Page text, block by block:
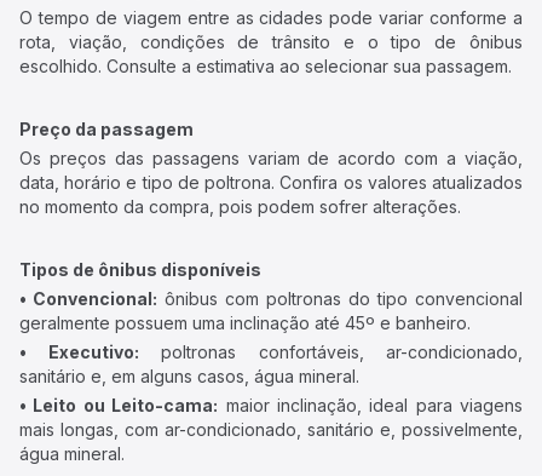
O tempo de viagem entre as cidades pode variar conforme a
rota, viação, condições de trânsito e o tipo de ônibus
escolhido. Consulte a estimativa ao selecionar sua passagem.
Preço da passagem
Os preços das passagens variam de acordo com a viação,
data, horário e tipo de poltrona. Confira os valores atualizados
no momento da compra, pois podem sofrer alterações.
Tipos de ônibus disponíveis
• Convencional: ônibus com poltronas do tipo convencional
geralmente possuem uma inclinação até 45º e banheiro.
• Executivo: poltronas confortáveis, ar-condicionado,
sanitário e, em alguns casos, água mineral.
• Leito ou Leito-cama: maior inclinação, ideal para viagens
mais longas, com ar-condicionado, sanitário e, possivelmente,
água mineral.